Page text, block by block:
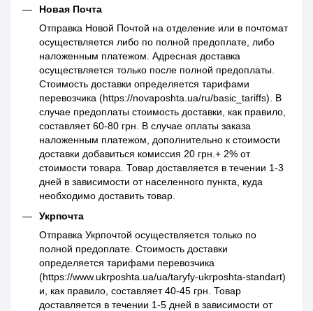
Новая Почта
Отправка Новой Почтой на отделение или в почтомат
осуществляется либо по полной предоплате, либо
наложенным платежом. Адресная доставка
осуществляется только после полной предоплаты.
Стоимость доставки определяется тарифами
перевозчика (https://novaposhta.ua/ru/basic_tariffs). В
случае предоплаты стоимость доставки, как правило,
составляет 60-80 грн. В случае оплаты заказа
наложенным платежом, дополнительно к стоимости
доставки добавиться комиссия 20 грн.+ 2% от
стоимости товара. Товар доставляется в течении 1-3
дней в зависимости от населенного пункта, куда
необходимо доставить товар.
Укрпочта
Отправка Укрпочтой осуществляется только по
полной предоплате. Стоимость доставки
определяется тарифами перевозчика
(https://www.ukrposhta.ua/ua/taryfy-ukrposhta-standart)
и, как правило, составляет 40-45 грн. Товар
доставляется в течении 1-5 дней в зависимости от